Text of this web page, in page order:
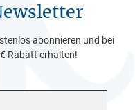
abonnieren und bei
Rabatt erhalten!